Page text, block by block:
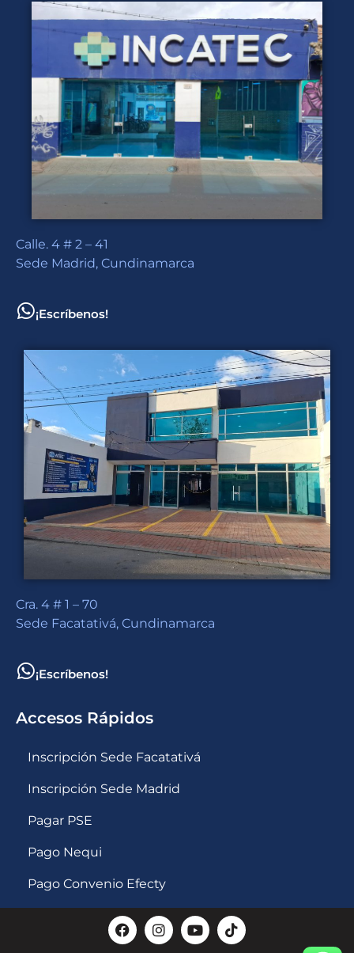
Calle. 4 # 2 – 41
Sede Madrid, Cundinamarca
¡Escríbenos!
Cra. 4 # 1 – 70
Sede Facatativá, Cundinamarca
¡Escríbenos!
Accesos Rápidos
Inscripción Sede Facatativá
Inscripción Sede Madrid
Pagar PSE
Pago Nequi
Pago Convenio Efecty